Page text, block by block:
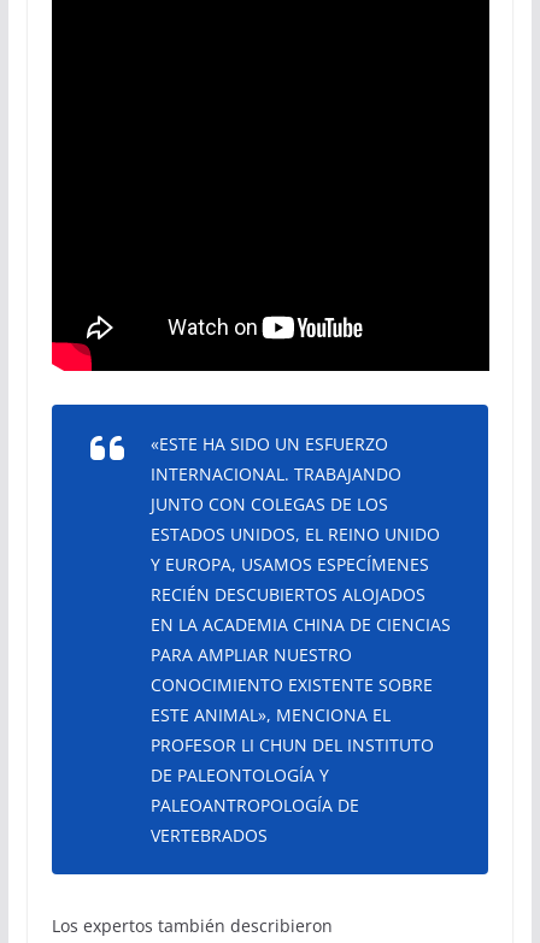
«ESTE HA SIDO UN ESFUERZO
INTERNACIONAL. TRABAJANDO
JUNTO CON COLEGAS DE LOS
ESTADOS UNIDOS, EL REINO UNIDO
Y EUROPA, USAMOS ESPECÍMENES
RECIÉN DESCUBIERTOS ALOJADOS
EN LA ACADEMIA CHINA DE CIENCIAS
PARA AMPLIAR NUESTRO
CONOCIMIENTO EXISTENTE SOBRE
ESTE ANIMAL», MENCIONA EL
PROFESOR LI CHUN DEL INSTITUTO
DE PALEONTOLOGÍA Y
PALEOANTROPOLOGÍA DE
VERTEBRADOS
Los expertos también describieron